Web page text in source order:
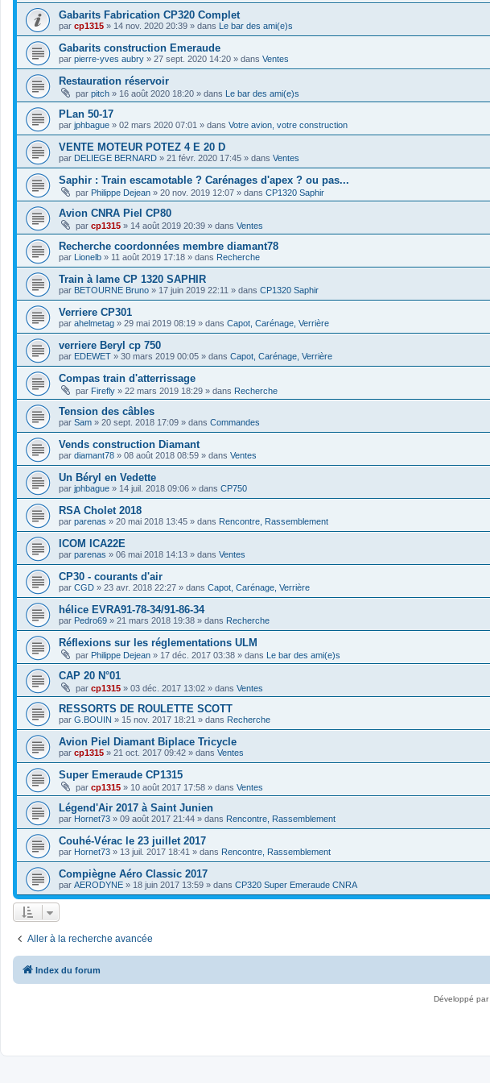
Gabarits Fabrication CP320 Complet
par cp1315 » 14 nov. 2020 20:39 » dans Le bar des ami(e)s
Gabarits construction Emeraude
par pierre-yves aubry » 27 sept. 2020 14:20 » dans Ventes
Restauration réservoir
par pitch » 16 août 2020 18:20 » dans Le bar des ami(e)s
PLan 50-17
par jphbague » 02 mars 2020 07:01 » dans Votre avion, votre construction
VENTE MOTEUR POTEZ 4 E 20 D
par DELIEGE BERNARD » 21 févr. 2020 17:45 » dans Ventes
Saphir : Train escamotable ? Carénages d'apex ? ou pas...
par Philippe Dejean » 20 nov. 2019 12:07 » dans CP1320 Saphir
Avion CNRA Piel CP80
par cp1315 » 14 août 2019 20:39 » dans Ventes
Recherche coordonnées membre diamant78
par Lionelb » 11 août 2019 17:18 » dans Recherche
Train à lame CP 1320 SAPHIR
par BETOURNE Bruno » 17 juin 2019 22:11 » dans CP1320 Saphir
Verriere CP301
par ahelmetag » 29 mai 2019 08:19 » dans Capot, Carénage, Verrière
verriere Beryl cp 750
par EDEWET » 30 mars 2019 00:05 » dans Capot, Carénage, Verrière
Compas train d'atterrissage
par Firefly » 22 mars 2019 18:29 » dans Recherche
Tension des câbles
par Sam » 20 sept. 2018 17:09 » dans Commandes
Vends construction Diamant
par diamant78 » 08 août 2018 08:59 » dans Ventes
Un Béryl en Vedette
par jphbague » 14 juil. 2018 09:06 » dans CP750
RSA Cholet 2018
par parenas » 20 mai 2018 13:45 » dans Rencontre, Rassemblement
ICOM ICA22E
par parenas » 06 mai 2018 14:13 » dans Ventes
CP30 - courants d'air
par CGD » 23 avr. 2018 22:27 » dans Capot, Carénage, Verrière
hélice EVRA91-78-34/91-86-34
par Pedro69 » 21 mars 2018 19:38 » dans Recherche
Réflexions sur les réglementations ULM
par Philippe Dejean » 17 déc. 2017 03:38 » dans Le bar des ami(e)s
CAP 20 N°01
par cp1315 » 03 déc. 2017 13:02 » dans Ventes
RESSORTS DE ROULETTE SCOTT
par G.BOUIN » 15 nov. 2017 18:21 » dans Recherche
Avion Piel Diamant Biplace Tricycle
par cp1315 » 21 oct. 2017 09:42 » dans Ventes
Super Emeraude CP1315
par cp1315 » 10 août 2017 17:58 » dans Ventes
Légend'Air 2017 à Saint Junien
par Hornet73 » 09 août 2017 21:44 » dans Rencontre, Rassemblement
Couhé-Vérac le 23 juillet 2017
par Hornet73 » 13 juil. 2017 18:41 » dans Rencontre, Rassemblement
Compiègne Aéro Classic 2017
par AERODYNE » 18 juin 2017 13:59 » dans CP320 Super Emeraude CNRA
Aller à la recherche avancée
Index du forum
Développé par